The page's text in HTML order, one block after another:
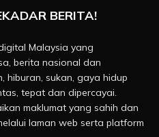
BERITA!
Malaysia yang
berita nasional dan
hiburan, sukan, gaya hidup
tepat dan dipercayai.
maklumat yang sahih dan
laman web serta platform